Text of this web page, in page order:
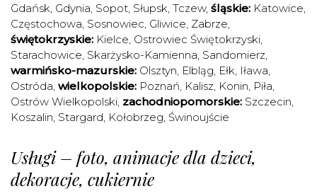
Gdańsk, Gdynia, Sopot, Słupsk, Tczew, śląskie: Katowice,
Częstochowa, Sosnowiec, Gliwice, Zabrze,
świętokrzyskie: Kielce, Ostrowiec Świętokrzyski,
Starachowice, Skarżysko-Kamienna, Sandomierz,
warmińsko-mazurskie: Olsztyn, Elbląg, Ełk, Iława,
Ostróda, wielkopolskie: Poznań, Kalisz, Konin, Piła,
Ostrów Wielkopolski, zachodniopomorskie: Szczecin,
Koszalin, Stargard, Kołobrzeg, Świnoujście
Usługi – foto, animacje dla dzieci,
dekoracje, cukiernie